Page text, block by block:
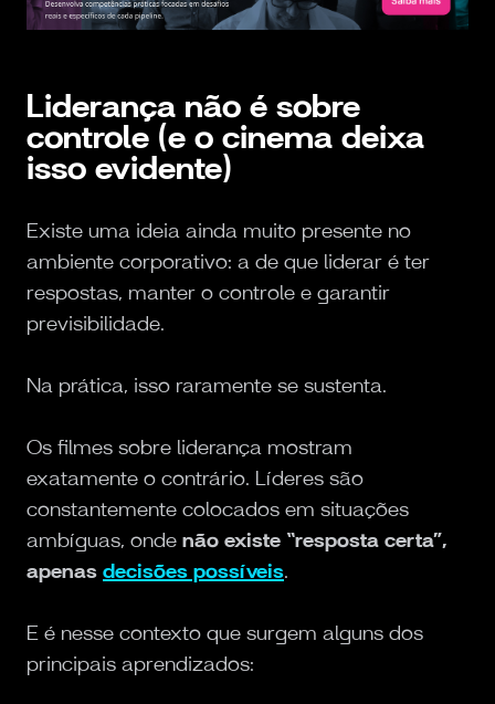
Liderança não é sobre
controle (e o cinema deixa
isso evidente)
Existe uma ideia ainda muito presente no
ambiente corporativo: a de que liderar é ter
respostas, manter o controle e garantir
previsibilidade.
Na prática, isso raramente se sustenta.
Os filmes sobre liderança mostram
exatamente o contrário. Líderes são
constantemente colocados em situações
ambíguas, onde não existe “resposta certa”,
apenas decisões possíveis.
E é nesse contexto que surgem alguns dos
principais aprendizados: